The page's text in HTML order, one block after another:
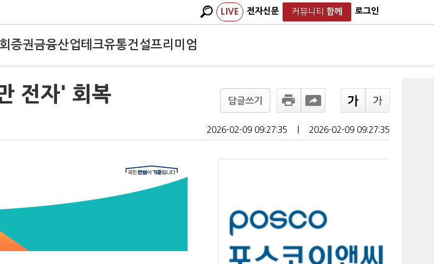
LIVE 전자신문 커뮤니티 함께 로그인
증권금융산업테크유통건설프리미엄
전자' 회복 답글쓰기
2026-02-09 09:27:35 2026-02-09 09:27:35